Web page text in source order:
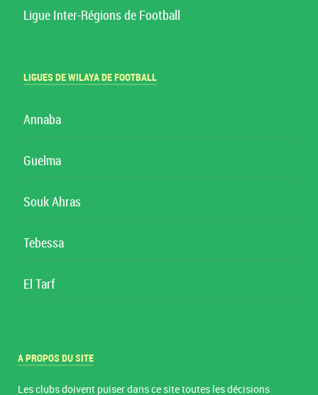
Ligue Inter-Régions de Football
LIGUES DE WILAYA DE FOOTBALL
Annaba
Guelma
Souk Ahras
Tebessa
El Tarf
A PROPOS DU SITE
Les clubs doivent puiser dans ce site toutes les décisions